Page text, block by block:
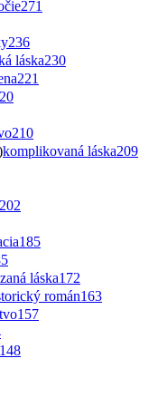
271
236
láska230
221
210
komplikovaná láska209
202
185
láska172
román163
157
148